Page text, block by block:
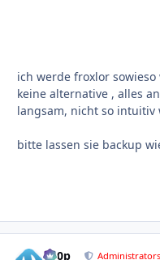
ich werde froxlor
keine alternative , alles
langsam, nicht so intuitiv
bitte lassen sie backup
d00p Administrators